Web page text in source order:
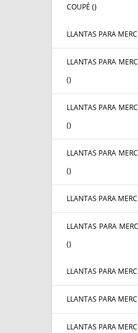
COUPÉ ()
LLANTAS PARA
LLANTAS PARA
()
LLANTAS PARA
()
LLANTAS PARA
()
LLANTAS PARA
LLANTAS PARA
()
LLANTAS PARA
LLANTAS PARA
LLANTAS PARA